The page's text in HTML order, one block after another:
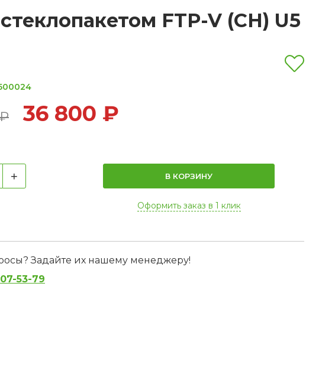
FTP-V (СH) U5
36 800 ₽
+ В КОРЗИНУ
Оформить заказ в 1 клик
Задайте их нашему менеджеру!
53-79